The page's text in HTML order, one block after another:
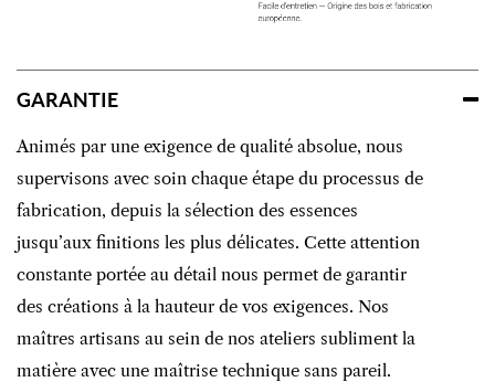
GARANTIE
Animés par une exigence de qualité absolue, nous
supervisons avec soin chaque étape du processus de
fabrication, depuis la sélection des essences
jusqu’aux finitions les plus délicates. Cette attention
constante portée au détail nous permet de garantir
des créations à la hauteur de vos exigences. Nos
maîtres artisans au sein de nos ateliers subliment la
matière avec une maîtrise technique sans pareil.